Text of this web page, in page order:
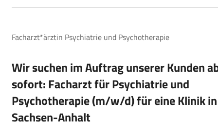
Facharzt*ärztin Psychiatrie und Psychotherapie
Wir suchen im Auftrag unserer Kunden
sofort: Facharzt für Psychiatrie und
Psychotherapie (m/w/d) für eine Klinik in
Sachsen-Anhalt